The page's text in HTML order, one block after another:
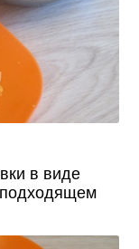
в виде
подходящем